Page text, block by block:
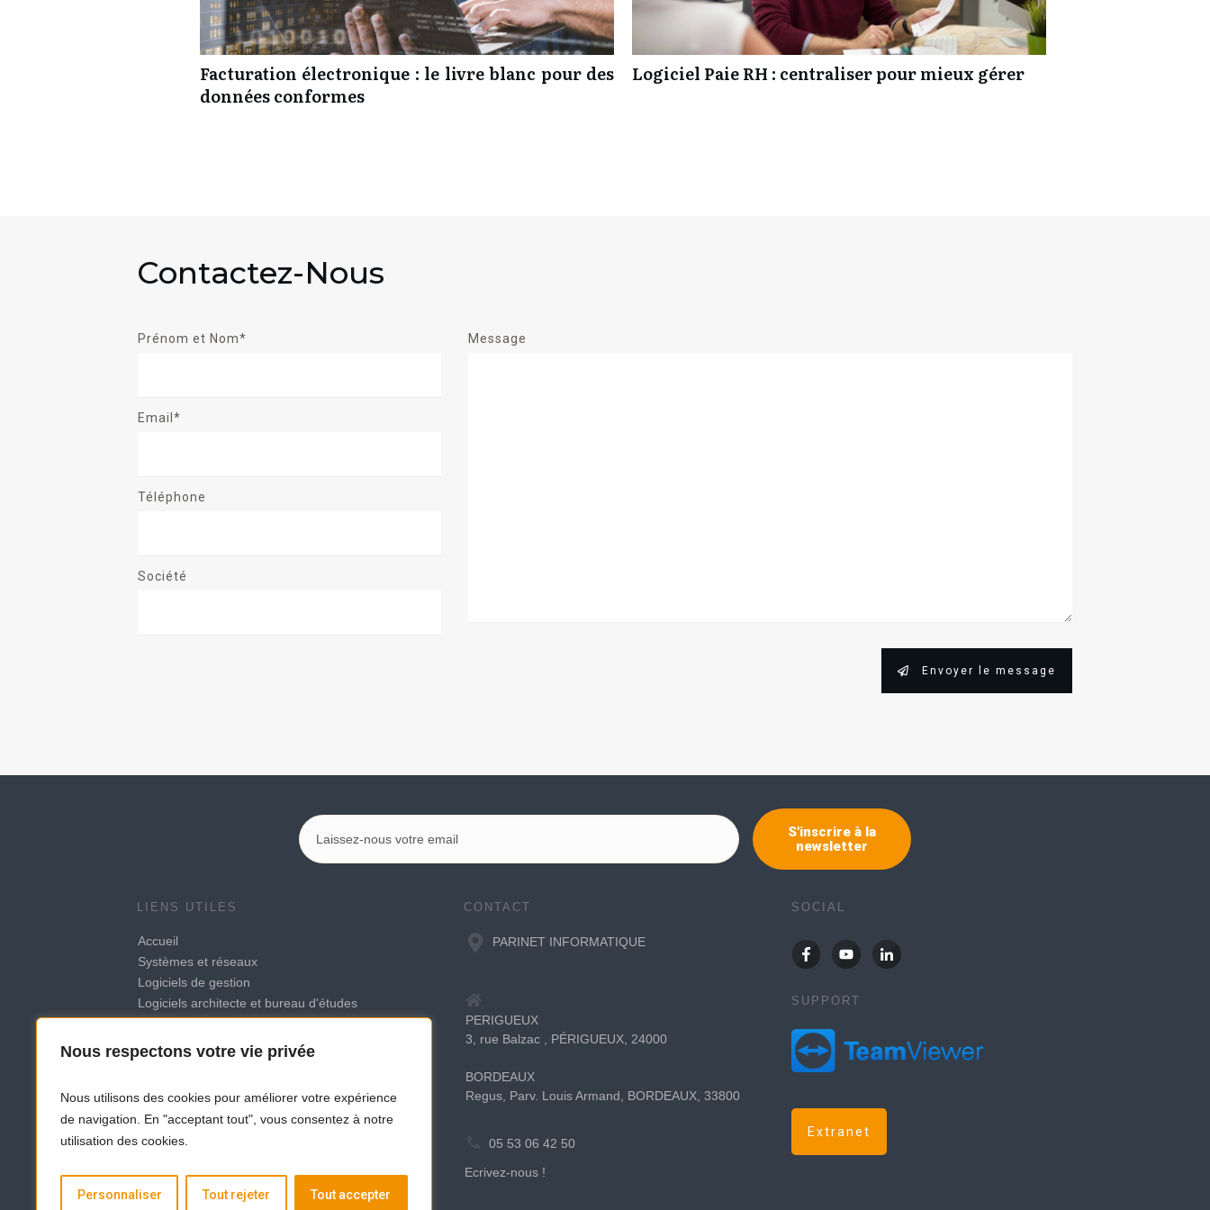
Nous respectons votre vie privée
Nous utilisons des cookies pour améliorer votre expérience
de navigation. En "acceptant tout", vous consentez à notre
utilisation des cookies.
Personnaliser Tout rejeter Tout accepter
Facturation électronique : le livre blanc pour des
données conformes
Logiciel Paie RH : centraliser pour mieux gérer
Contactez-Nous
Prénom et Nom*
Email*
Téléphone
Société
Message
Envoyer le message
S'inscrire à la
newsletter
LIENS UTILES
Accueil
Systèmes et réseaux
Logiciels de gestion
Logiciels architecte et bureau d'études
Actualités
Politique de confidentialité
Mentions légales
CONTACT
PARINET INFORMATIQUE
PERIGUEUX
3, rue Balzac , PÉRIGUEUX, 24000
BORDEAUX
Regus, Parv. Louis Armand, BORDEAUX, 33800
05 53 06 42 50
Ecrivez-nous !
SOCIAL
SUPPORT
Extranet